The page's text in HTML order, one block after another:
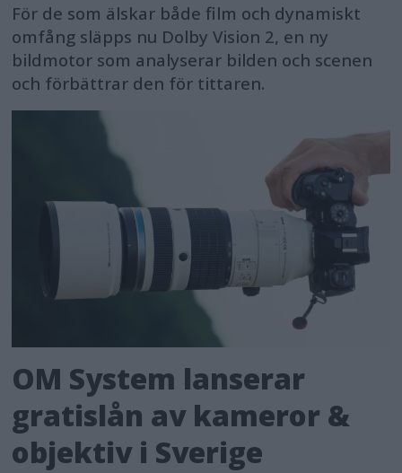
För de som älskar både film och dynamiskt
omfång släpps nu Dolby Vision 2, en ny
bildmotor som analyserar bilden och scenen
och förbättrar den för tittaren.
OM System lanserar
gratislån av kameror &
objektiv i Sverige